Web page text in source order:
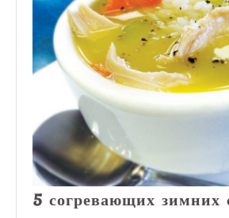
5 согревающих зимних